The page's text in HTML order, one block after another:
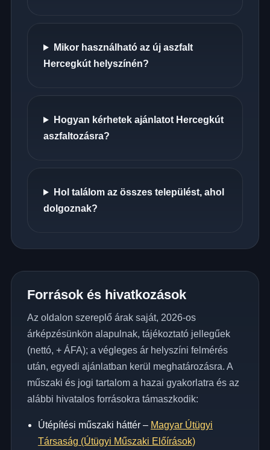
Mikor használható az új aszfalt
Hercegkút helyszínén?
Hogyan kérhetek ajánlatot Hercegkút
aszfaltozásra?
Hol találom az összes települést, ahol
dolgoznak?
Források és hivatkozások
Az oldalon szereplő árak saját, 2026-os
árképzésünkön alapulnak, tájékoztató jellegűek
(nettó, + ÁFA); a végleges ár helyszíni felmérés
után, egyedi ajánlatban kerül meghatározásra. A
műszaki és jogi tartalom a hazai gyakorlatra és az
alábbi hivatalos forrásokra támaszkodik:
Útépítési műszaki háttér – Magyar Útügyi
Társaság (Útügyi Műszaki Előírások)